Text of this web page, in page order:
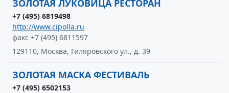
ЗОЛОТАЯ ЛУКОВИЦА РЕСТОРАН
+7 (495) 6819498
http://www.cipolla.ru
факс +7 (495) 6811597
129110, Москва, Гиляровского ул., д. 39
ЗОЛОТАЯ МАСКА ФЕСТИВАЛЬ
+7 (495) 6502153